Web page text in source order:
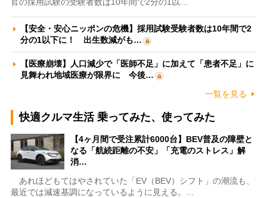
官の採用試験の受験者数は10年間で2分の1以…
【安全・安心ニッポンの危機】採用試験受験者数は10年間で2
分の1以下に！ 出生数減がも…
【医療崩壊】人口減少で「医師不足」に加えて「患者不足」に
見舞われ地域医療が限界に 今後…
一覧を見る
快適クルマ生活 乗ってみた、使ってみた
【4ヶ月間で受注累計6000台】BEV普及の障壁と
なる「航続距離の不安」「充電のストレス」解
消…
あれほどもてはやされていた「EV（BEV）シフト」の潮流も、
最近では減速基調になっているように見える。…